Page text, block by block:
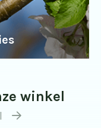
winkel